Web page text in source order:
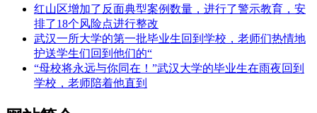
红山区增加了反面典型案例数量，进行了警示教育，安
排了18个风险点进行整改
武汉一所大学的第一批毕业生回到学校，老师们热情地
护送学生们回到他们的“
“母校将永远与你同在！”武汉大学的毕业生在雨夜回到
学校，老师陪着他直到